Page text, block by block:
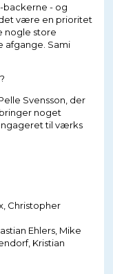
backerne - og
være en prioritet
nogle store
afgange. Sami
Svensson, der
noget
til værks
Christopher
Ehlers, Mike
Kristian